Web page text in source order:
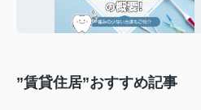
”賃貸住居”おすすめ記事